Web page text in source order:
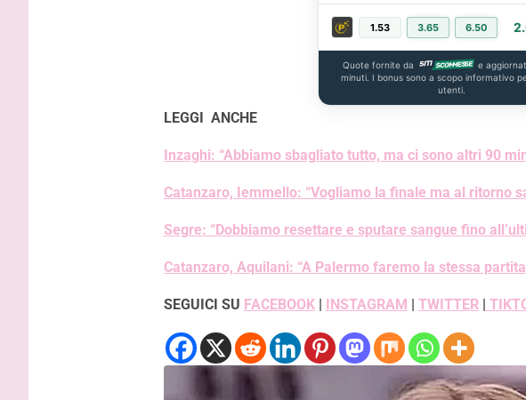
1.53 3.65 6.50
Quote fornite da
e
minuti. I bonus sono a scopo informativo
utenti.
LEGGI ANCHE
Inzaghi: “Abbiamo sbagliato tutto, ma ci sono altri 90
Catanzaro, Iemmello: “Vogliamo la finale ma al ritorno
Segre: “Dobbiamo resettare e sputare sangue fino
Catanzaro, Aquilani: “A Palermo faremo la stessa
SEGUICI SU FACEBOOK| INSTAGRAM | TWITTER|